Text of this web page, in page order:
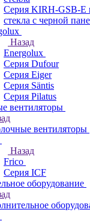
Серия KIRH-GSB-E
стекла с черной
Назад
Energolux
Серия Dufour
Серия Eiger
Серия Säntis
Серия Pilatus
вентиляторы
вентиляторы
Назад
Frico
Серия ICF
оборудование